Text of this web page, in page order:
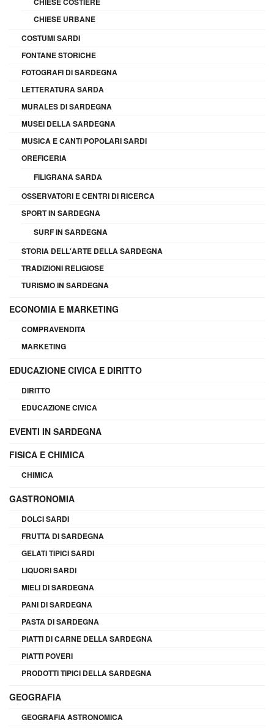
CHIESE URBANE
COSTUMI SARDI
FONTANE STORICHE
FOTOGRAFI DI SARDEGNA
LETTERATURA SARDA
MURALES DI SARDEGNA
MUSEI DELLA SARDEGNA
MUSICA E CANTI POPOLARI SARDI
OREFICERIA
FILIGRANA SARDA
OSSERVATORI E CENTRI DI RICERCA
SPORT IN SARDEGNA
SURF IN SARDEGNA
STORIA DELL'ARTE DELLA SARDEGNA
TRADIZIONI RELIGIOSE
TURISMO IN SARDEGNA
ECONOMIA E MARKETING
COMPRAVENDITA
MARKETING
EDUCAZIONE CIVICA E DIRITTO
DIRITTO
EDUCAZIONE CIVICA
EVENTI IN SARDEGNA
FISICA E CHIMICA
CHIMICA
GASTRONOMIA
DOLCI SARDI
FRUTTA DI SARDEGNA
GELATI TIPICI SARDI
LIQUORI SARDI
MIELI DI SARDEGNA
PANI DI SARDEGNA
PASTA DI SARDEGNA
PIATTI DI CARNE DELLA SARDEGNA
PIATTI POVERI
PRODOTTI TIPICI DELLA SARDEGNA
GEOGRAFIA
GEOGRAFIA ASTRONOMICA